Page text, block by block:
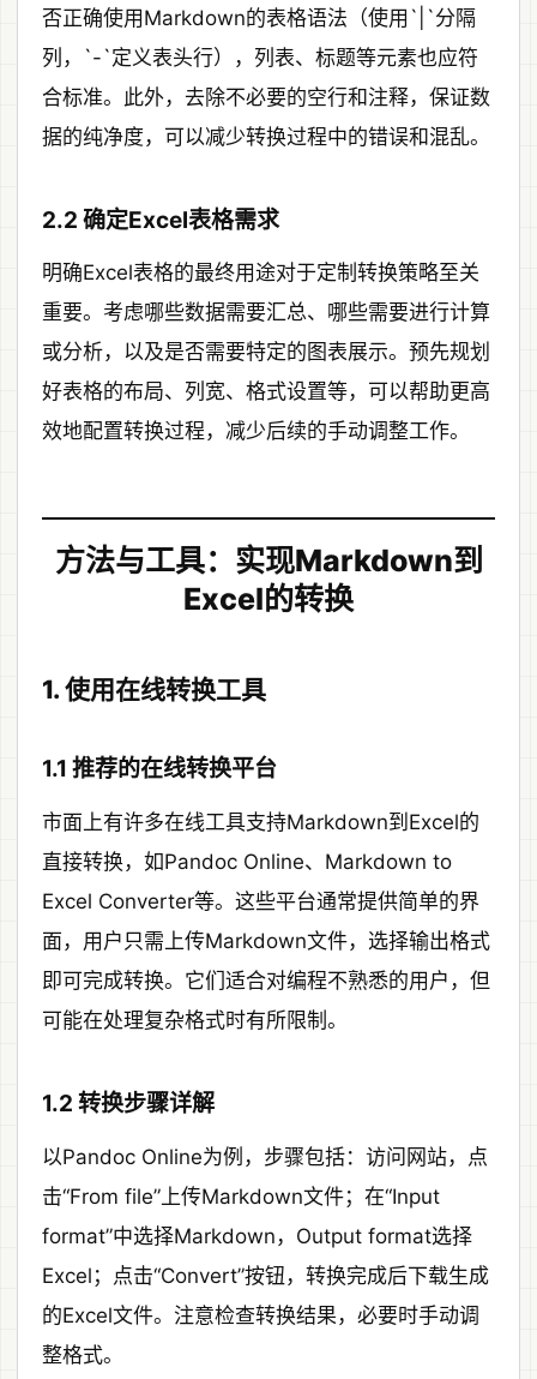
否正确使用Markdown的表格语法（使用`|`分隔
列，`-`定义表头行），列表、标题等元素也应符
合标准。此外，去除不必要的空行和注释，保证数
据的纯净度，可以减少转换过程中的错误和混乱。
2.2 确定Excel表格需求
明确Excel表格的最终用途对于定制转换策略至关
重要。考虑哪些数据需要汇总、哪些需要进行计算
或分析，以及是否需要特定的图表展示。预先规划
好表格的布局、列宽、格式设置等，可以帮助更高
效地配置转换过程，减少后续的手动调整工作。
方法与工具：实现Markdown到
Excel的转换
1. 使用在线转换工具
1.1 推荐的在线转换平台
市面上有许多在线工具支持Markdown到Excel的
直接转换，如Pandoc Online、Markdown to
Excel Converter等。这些平台通常提供简单的界
面，用户只需上传Markdown文件，选择输出格式
即可完成转换。它们适合对编程不熟悉的用户，但
可能在处理复杂格式时有所限制。
1.2 转换步骤详解
以Pandoc Online为例，步骤包括：访问网站，点
击“From file”上传Markdown文件；在“Input
format”中选择Markdown，Output format选择
Excel；点击“Convert”按钮，转换完成后下载生成
的Excel文件。注意检查转换结果，必要时手动调
整格式。